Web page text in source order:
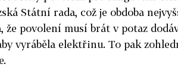
Státní rada, což je obdoba
že povolení musí brát v potaz
vyráběla elektřinu. To pak